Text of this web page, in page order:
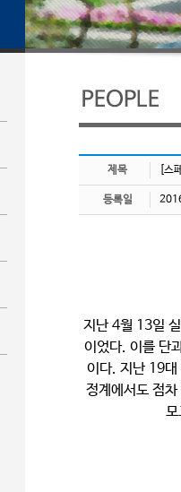
제목 [스
등록일
지난 4월 13일
이었다. 이를 단
이다. 지난 19대
정계에서도 점